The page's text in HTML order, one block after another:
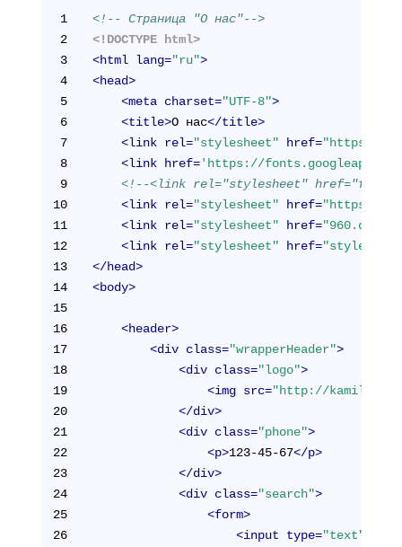
1
<!-- Страница "О нас"-->
2
<!DOCTYPE html>
3
<html lang="ru">
4
<head>
5
<meta charset="UTF-8">
6
<title>О нас</title>
7
<link rel="stylesheet" href="https://
8
<link href='https://
9
<!--<link rel="stylesheet" href="font-
10
<link rel="stylesheet" href="https://
11
<link rel="stylesheet" href="960.css"
12
<link rel="stylesheet" href="style.css"
13
</head>
14
<body>
15
16
<header>
17
<div class="wrapperHeader">
18
<div class="logo">
19
<img src="http://kamil-
20
</div>
21
<div class="phone">
22
<p>123-45-67</p>
23
</div>
24
<div class="search">
25
<form>
26
<input type="text"